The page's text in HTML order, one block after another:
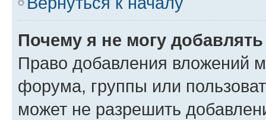
Почему я не могу
Право добавления вложений
форума, группы или
может не разрешить